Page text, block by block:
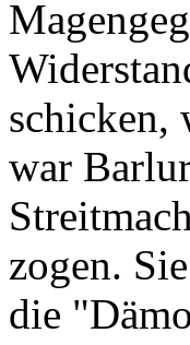
schicken,
war
zogen.
die